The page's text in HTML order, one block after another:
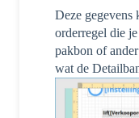
Deze gegevens
orderregel die
pakbon of
wat de